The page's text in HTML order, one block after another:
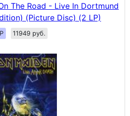
The Road - Live In Dortmund
(Picture Disc) (2 LP)
11949 руб.